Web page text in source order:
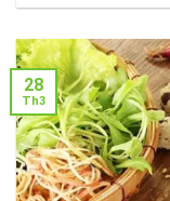
28
Th3